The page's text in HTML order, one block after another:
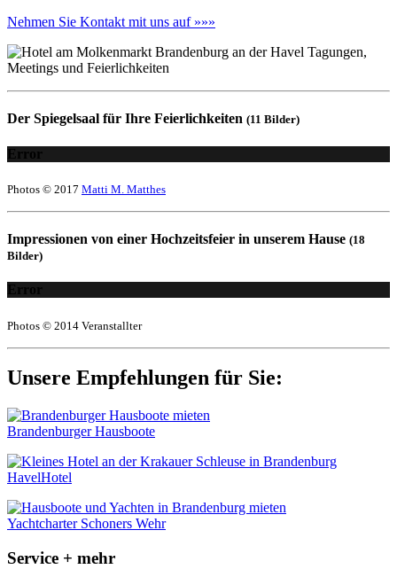
Nehmen Sie Kontakt mit uns auf »»»
Der Spiegelsaal für Ihre Feierlichkeiten (11 Bilder)
Error
Photos © 2017 Matti M. Matthes
Impressionen von einer Hochzeitsfeier in unserem Hause (18
Bilder)
Error
Photos © 2014 Veranstallter
Unsere Empfehlungen für Sie:
Brandenburger Hausboote
HavelHotel
Yachtcharter Schoners Wehr
Service + mehr